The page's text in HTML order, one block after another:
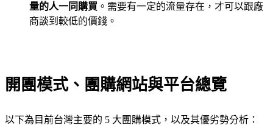
量的人一同購買 。需要有一定的流量存在，才可以跟廠
商談到較低的價錢。
開團模式、團購網站與平台總覽
以下為目前台灣主要的 5 大團購模式，以及其優劣勢分析：